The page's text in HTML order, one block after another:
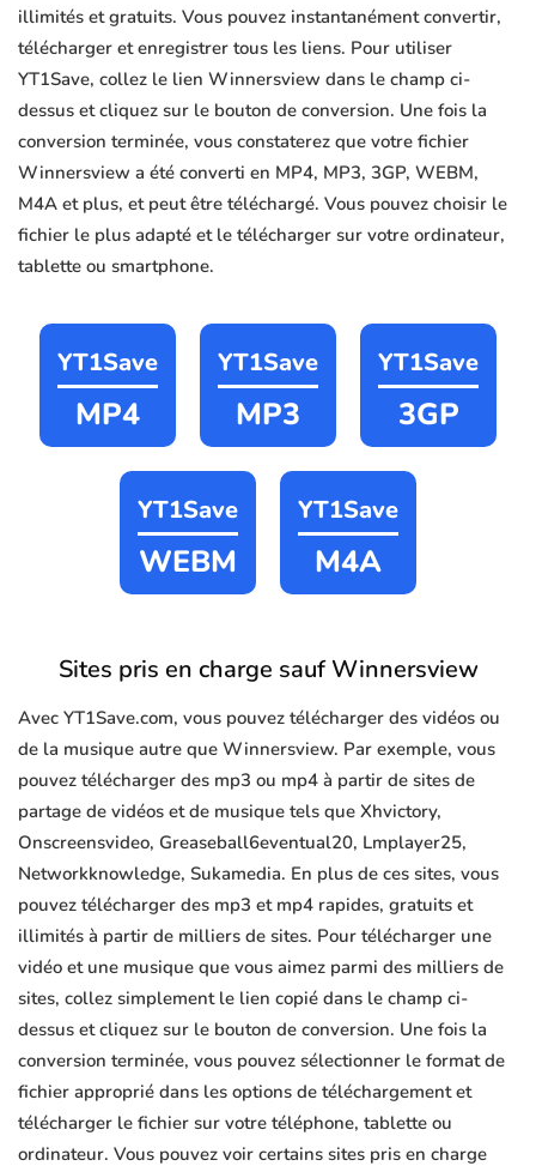
illimités et gratuits. Vous pouvez instantanément convertir,
télécharger et enregistrer tous les liens. Pour utiliser
YT1Save, collez le lien Winnersview dans le champ ci-
dessus et cliquez sur le bouton de conversion. Une fois la
conversion terminée, vous constaterez que votre fichier
Winnersview a été converti en MP4, MP3, 3GP, WEBM,
M4A et plus, et peut être téléchargé. Vous pouvez choisir le
fichier le plus adapté et le télécharger sur votre ordinateur,
tablette ou smartphone.
YT1Save
MP4
YT1Save
MP3
YT1Save
3GP
YT1Save
WEBM
YT1Save
M4A
Sites pris en charge sauf Winnersview
Avec YT1Save.com, vous pouvez télécharger des vidéos ou
de la musique autre que Winnersview. Par exemple, vous
pouvez télécharger des mp3 ou mp4 à partir de sites de
partage de vidéos et de musique tels que Xhvictory,
Onscreensvideo, Greaseball6eventual20, Lmplayer25,
Networkknowledge, Sukamedia. En plus de ces sites, vous
pouvez télécharger des mp3 et mp4 rapides, gratuits et
illimités à partir de milliers de sites. Pour télécharger une
vidéo et une musique que vous aimez parmi des milliers de
sites, collez simplement le lien copié dans le champ ci-
dessus et cliquez sur le bouton de conversion. Une fois la
conversion terminée, vous pouvez sélectionner le format de
fichier approprié dans les options de téléchargement et
télécharger le fichier sur votre téléphone, tablette ou
ordinateur. Vous pouvez voir certains sites pris en charge